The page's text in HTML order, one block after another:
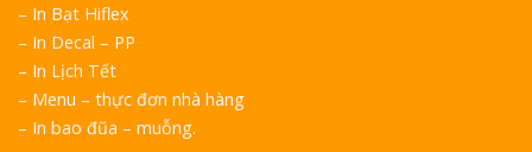
– In Bạt Hiflex
– In Decal – PP
– In Lịch Tết
– Menu – thực đơn nhà hàng
– In bao đũa – muỗng.